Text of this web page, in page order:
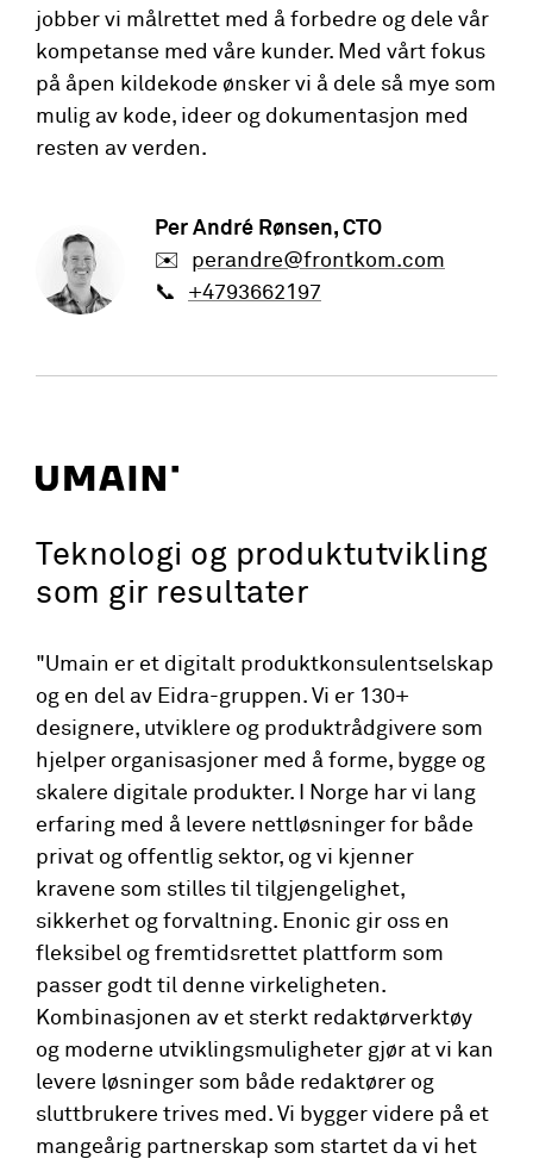
jobber vi målrettet med å forbedre og dele vår
kompetanse med våre kunder. Med vårt fokus
på åpen kildekode ønsker vi å dele så mye som
mulig av kode, ideer og dokumentasjon med
resten av verden.
Per André Rønsen, CTO
✉️
perandre@frontkom.com
📞
+4793662197
Teknologi og produktutvikling
som gir resultater
"Umain er et digitalt produktkonsulentselskap
og en del av Eidra-gruppen. Vi er 130+
designere, utviklere og produktrådgivere som
hjelper organisasjoner med å forme, bygge og
skalere digitale produkter. I Norge har vi lang
erfaring med å levere nettløsninger for både
privat og offentlig sektor, og vi kjenner
kravene som stilles til tilgjengelighet,
sikkerhet og forvaltning. Enonic gir oss en
fleksibel og fremtidsrettet plattform som
passer godt til denne virkeligheten.
Kombinasjonen av et sterkt redaktørverktøy
og moderne utviklingsmuligheter gjør at vi kan
levere løsninger som både redaktører og
sluttbrukere trives med. Vi bygger videre på et
mangeårig partnerskap som startet da vi het